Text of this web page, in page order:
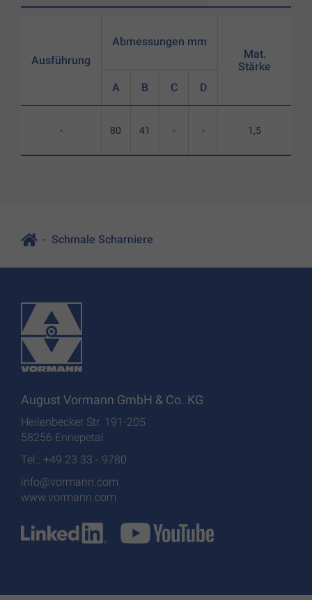
Ausführung
-
Abmessungen mm
A B C D
80 41 - -
Mat.
Stärke
1,5
Schmale Scharniere
August Vormann GmbH & Co. KG
Heilenbecker Str. 191-205
58256 Ennepetal
Tel.: +49 23 33 - 9780
info@vormann.com
www.vormann.com